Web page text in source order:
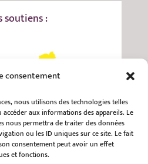
consentement
nous utilisons des technologies telles
aux informations des appareils. Le
nous permettra de traiter des données
ou les ID uniques sur ce site. Le fait
consentement peut avoir un effet
et fonctions.
soutiens :